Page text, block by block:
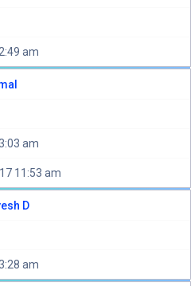
am
am
11:53 am
D
am